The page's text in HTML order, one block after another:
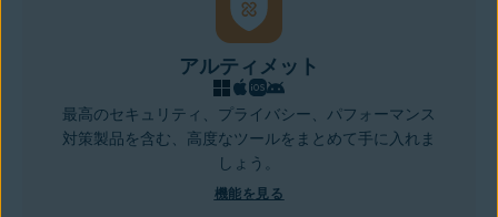
アルティメット
最高のセキュリティ、プライバシー、パフォーマンス
対策製品を含む、高度なツールをまとめて手に入れま
しょう。
機能を見る